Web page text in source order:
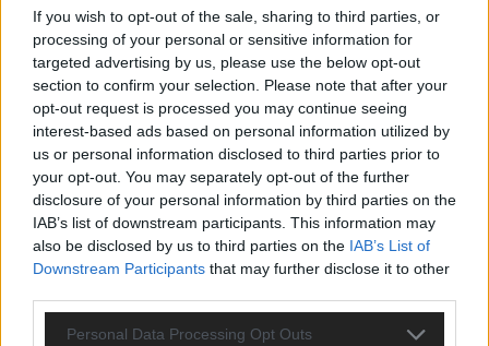
If you wish to opt-out of the sale, sharing to third parties, or
processing of your personal or sensitive information for
targeted advertising by us, please use the below opt-out
section to confirm your selection. Please note that after your
opt-out request is processed you may continue seeing
interest-based ads based on personal information utilized by
us or personal information disclosed to third parties prior to
your opt-out. You may separately opt-out of the further
disclosure of your personal information by third parties on the
IAB’s list of downstream participants. This information may
also be disclosed by us to third parties on the IAB’s List of
Downstream Participants that may further disclose it to other
Personal Data Processing Opt Outs
ANZEIGE